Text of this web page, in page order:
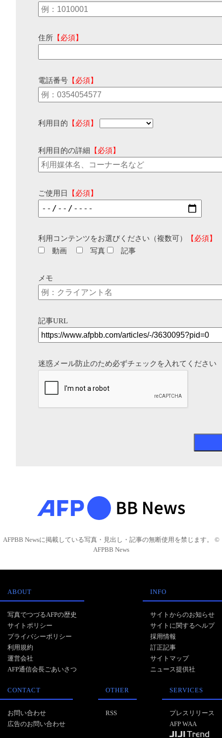
住所 【必須】
電話番号 【必須】
利用目的 【必須】
利用目的の詳細 【必須】
ご使用日 【必須】
利用コンテンツをお選びください（複数可）
【必須】
動画
写真 記事
メモ
記事URL
迷惑メール防止のため必ずチェックを入れてください
AFPBB Newsに掲載している写真・見出し・記事の無断使用を禁じます。 ©
AFPBB News
ABOUT
写真でつづるAFPの歴史
サイトポリシー
プライバシーポリシー
利用規約
運営会社
AFP通信会長ごあいさつ
INFO
サイトからのお知らせ
サイトに関するヘルプ
採用情報
訂正記事
サイトマップ
ニュース提供社
CONTACT
お問い合わせ
広告のお問い合わせ
OTHER
RSS
SERVICES
プレスリリース
AFP WAA